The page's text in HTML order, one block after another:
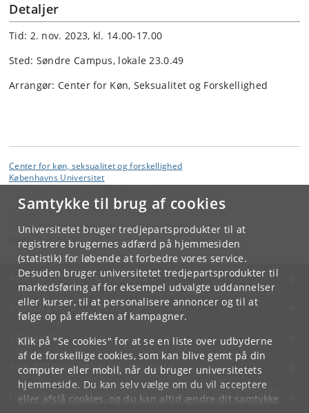
Samtykke til brug af cookies
Universitetet bruger tredjepartsprodukter til at
registrere brugernes adfærd på hjemmesiden
(statistik) for løbende at forbedre vores service.
Desuden bruger universitetet tredjepartsprodukter til
markedsføring af for eksempel udvalgte uddannelser
eller kurser, til at personalisere annoncer og til at
følge op på effekten af kampagner.
Klik på "Se cookies" for at se en liste over udbyderne
af de forskellige cookies, som kan blive gemt på din
computer eller mobil, når du bruger universitetets
hjemmeside. Du kan selv vælge om du vil acceptere
eller afslå cookies, og du kan altid ændre dit samtykke
Detaljer
Tid: 2. nov. 2023, kl. 14.00-17.00
Sted: Søndre Campus, lokale 23.0.49
Arrangør: Center for Køn, Seksualitet og Forskellighed
Center for køn, seksualitet og forskellighed
Københavns Universitet
Center for køn, seksualitet og forskellighed
KØBENHAVNS UNIVERSITET
KONTAKT
SERVICES
FOR STUDERENDE OG ANSATTE
JOB OG KARRIERE